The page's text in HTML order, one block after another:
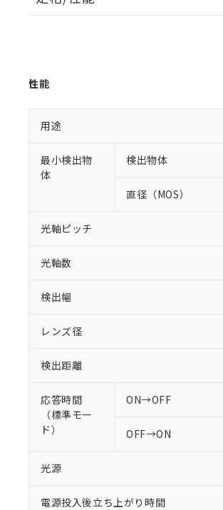
性能
用途
最小検出物
体
検出物体
直径（MOS）
光軸ピッチ
光軸数
検出幅
レンズ径
検出距離
応答時間
（標準モー
ド）
ON→OFF
OFF→ON
光源
電源投入後立ち上がり時間